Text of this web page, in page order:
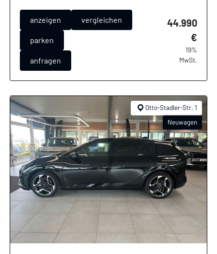
anzeigen vergleichen
parken
anfragen
44.990
€
19%
MwSt.
Otto-Stadler-Str. 1
Neuwagen